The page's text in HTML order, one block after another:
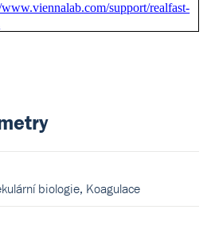
support/realfast-
biologie, Koagulace